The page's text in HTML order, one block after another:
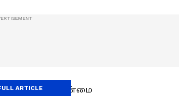
வேலையின்மை
ARTICLE